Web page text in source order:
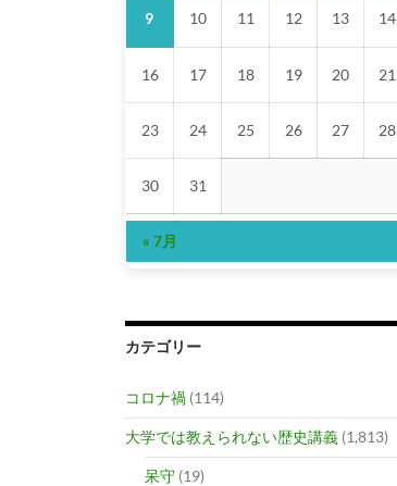
9 10 11 12 13 14
16 17 18 19 20 21
23 24 25 26 27 28
30 31
« 7月
カテゴリー
コロナ禍 (114)
大学では教えられない歴史講義 (1,813)
呆守 (19)